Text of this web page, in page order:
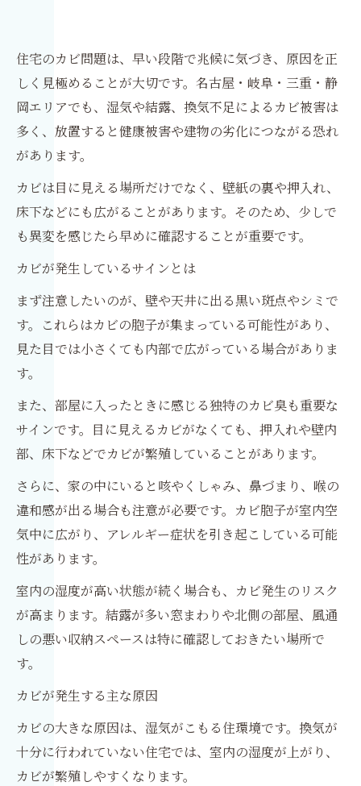
住宅のカビ問題は、早い段階で兆候に気づき、原因を正
しく見極めることが大切です。名古屋・岐阜・三重・静
岡エリアでも、湿気や結露、換気不足によるカビ被害は
多く、放置すると健康被害や建物の劣化につながる恐れ
があります。
カビは目に見える場所だけでなく、壁紙の裏や押入れ、
床下などにも広がることがあります。そのため、少しで
も異変を感じたら早めに確認することが重要です。
カビが発生しているサインとは
まず注意したいのが、壁や天井に出る黒い斑点やシミで
す。これらはカビの胞子が集まっている可能性があり、
見た目では小さくても内部で広がっている場合がありま
す。
また、部屋に入ったときに感じる独特のカビ臭も重要な
サインです。目に見えるカビがなくても、押入れや壁内
部、床下などでカビが繁殖していることがあります。
さらに、家の中にいると咳やくしゃみ、鼻づまり、喉の
違和感が出る場合も注意が必要です。カビ胞子が室内空
気中に広がり、アレルギー症状を引き起こしている可能
性があります。
室内の湿度が高い状態が続く場合も、カビ発生のリスク
が高まります。結露が多い窓まわりや北側の部屋、風通
しの悪い収納スペースは特に確認しておきたい場所で
す。
カビが発生する主な原因
カビの大きな原因は、湿気がこもる住環境です。換気が
十分に行われていない住宅では、室内の湿度が上がり、
カビが繁殖しやすくなります。